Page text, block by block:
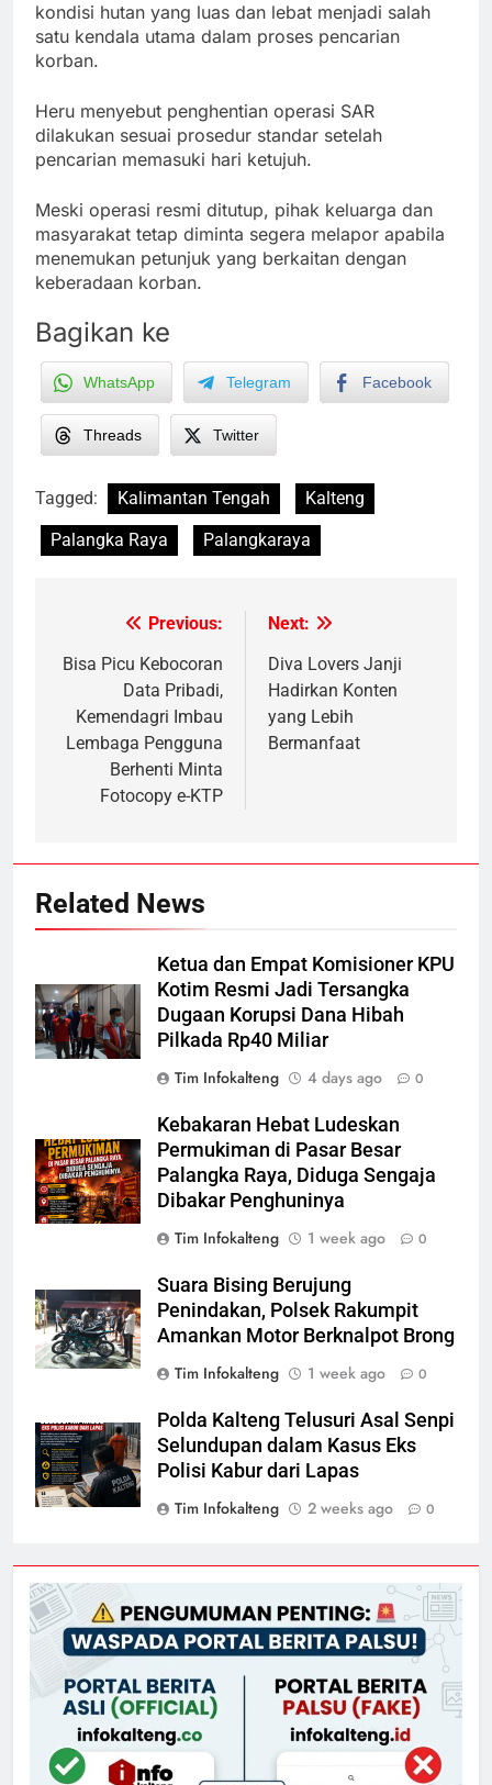
kondisi hutan yang luas dan lebat menjadi salah
satu kendala utama dalam proses pencarian
korban.
Heru menyebut penghentian operasi SAR
dilakukan sesuai prosedur standar setelah
pencarian memasuki hari ketujuh.
Meski operasi resmi ditutup, pihak keluarga dan
masyarakat tetap diminta segera melapor apabila
menemukan petunjuk yang berkaitan dengan
keberadaan korban.
Bagikan ke
WhatsApp Telegram Facebook
Threads Twitter
Tagged: Kalimantan Tengah
Kalteng
Palangka Raya
Palangkaraya
navigation
Previous:
Bisa Picu Kebocoran
Data Pribadi,
Kemendagri Imbau
Lembaga Pengguna
Berhenti Minta
Fotocopy e-KTP
Next:
Diva Lovers Janji
Hadirkan Konten
yang Lebih
Bermanfaat
Related News
Ketua dan Empat Komisioner KPU
Kotim Resmi Jadi Tersangka
Dugaan Korupsi Dana Hibah
Pilkada Rp40 Miliar
Tim Infokalteng
4 days ago 0
Kebakaran Hebat Ludeskan
Permukiman di Pasar Besar
Palangka Raya, Diduga Sengaja
Dibakar Penghuninya
Tim Infokalteng
1 week ago 0
Suara Bising Berujung
Penindakan, Polsek Rakumpit
Amankan Motor Berknalpot Brong
Tim Infokalteng
1 week ago 0
Polda Kalteng Telusuri Asal Senpi
Selundupan dalam Kasus Eks
Polisi Kabur dari Lapas
Tim Infokalteng
2 weeks ago 0